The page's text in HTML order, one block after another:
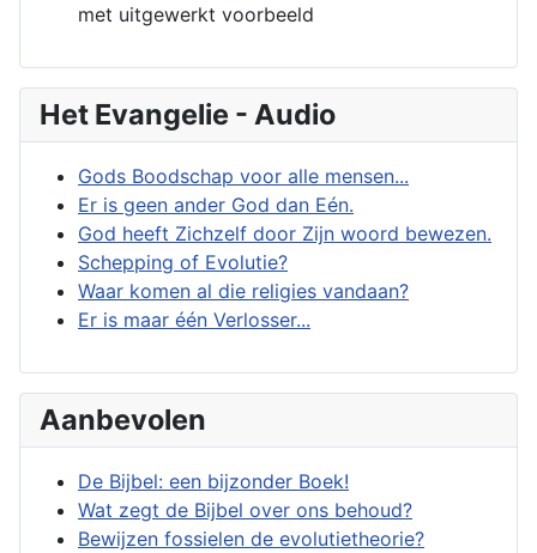
met uitgewerkt voorbeeld
Het Evangelie - Audio
Gods Boodschap voor alle mensen...
Er is geen ander God dan Eén.
God heeft Zichzelf door Zijn woord bewezen.
Schepping of Evolutie?
Waar komen al die religies vandaan?
Er is maar één Verlosser...
Aanbevolen
De Bijbel: een bijzonder Boek!
Wat zegt de Bijbel over ons behoud?
Bewijzen fossielen de evolutietheorie?